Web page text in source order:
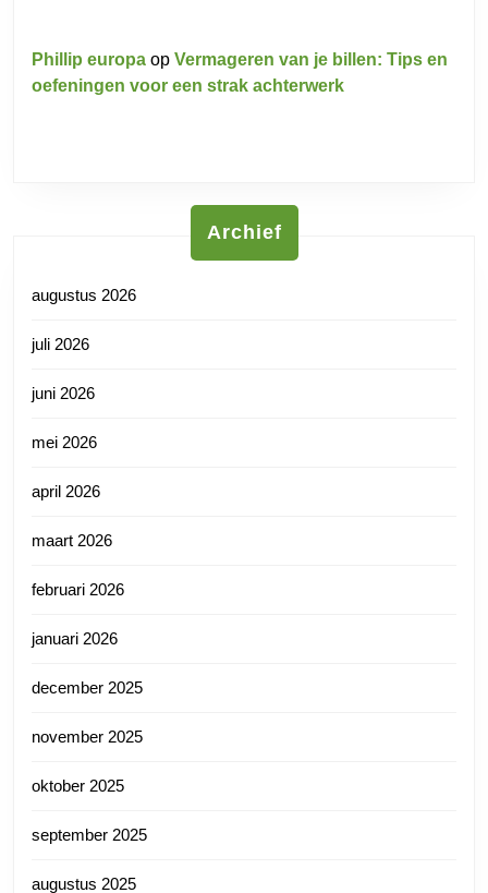
Phillip europa op Vermageren van je billen: Tips en
oefeningen voor een strak achterwerk
Archief
augustus 2026
juli 2026
juni 2026
mei 2026
april 2026
maart 2026
februari 2026
januari 2026
december 2025
november 2025
oktober 2025
september 2025
augustus 2025